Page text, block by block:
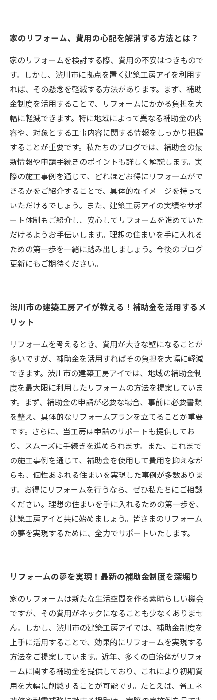
の秘訣
理想の住まいを手に入れるためのステップバイ
ステップガイド
建築工房アイの魅力と実績を紹介！選ばれる理
由とは
あなたもできる！補助金を利用した自分らしい
家作りの始め方
家のリフォーム、費用の心配を解消する方法とは？
家のリフォームを検討する際、費用の不安はつきもので
す。しかし、渋川市に拠点を置く建築工房アイを利用す
れば、その懸念を軽減する方法があります。まず、補助
金制度を活用することで、リフォームにかかる負担を大
幅に軽減できます。特に地域によって異なる補助金の内
容や、対象とする工事内容に関する情報をしっかり把握
することが重要です。私たちのブログでは、補助金の最
新情報や申請手続きのポイントも詳しく解説します。実
際の施工事例を通じて、どれほどお得にリフォームがで
きるかをご紹介することで、具体的なイメージを持って
いただけるでしょう。また、建築工房アイの実績やサポ
ート体制もご紹介し、安心してリフォームを進めていた
だけるようお手伝いします。理想の住まいを手に入れる
ための第一歩を一緒に踏み出しましょう。今後のブログ
更新にもご期待ください。
渋川市の建築工房アイが教える！補助金を活用するメ
リット
リフォームを考えるとき、費用が大きな壁になることが
多いですが、補助金を活用すればその負担を大幅に軽減
できます。渋川市の建築工房アイでは、地域の補助金制
度を最大限に利用したリフォームの方法を提案していま
す。まず、補助金の申請が必要な場合、事前に必要書類
を整え、具体的なリフォームプランを立てることが重要
です。さらに、当工房は申請のサポートも提供してお
り、スムーズに手続きを進められます。また、これまで
の施工事例を通じて、補助金を使用して費用を抑えなが
らも、個性あふれる住まいを実現した事例が多数ありま
す。お得にリフォームを行うなら、ぜひ私たちにご相談
ください。理想の住まいを手に入れるための第一歩を、
建築工房アイと共に始めましょう。皆さまのリフォーム
の夢を実現するために、全力でサポートいたします。
リフォームの夢を実現！最新の補助金制度を深堀り
家のリフォームは新たな生活空間を作る素晴らしい機会
ですが、その費用がネックになることも少なくありませ
ん。しかし、渋川市の建築工房アイでは、補助金制度を
上手に活用することで、効果的にリフォームを実現する
方法をご提案しています。近年、多くの自治体がリフォ
ームに関する補助金を提供しており、これにより初期費
用を大幅に削減することが可能です。たとえば、省エネ